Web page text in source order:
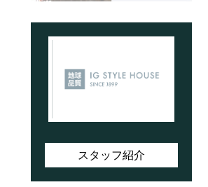
スタッフ紹介